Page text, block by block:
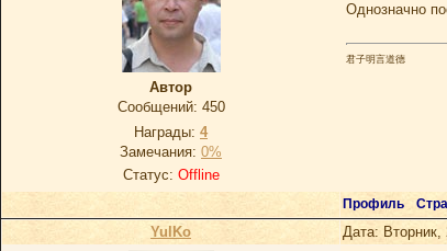
Автор
Сообщений: 450
Награды: 4
Замечания: 0%
Статус: Offline
Однозначно
君子明言道德
Профиль
YulKo Дата: